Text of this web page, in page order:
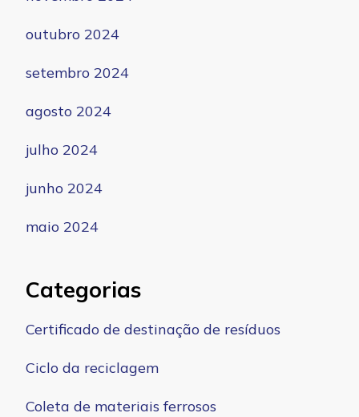
outubro 2024
setembro 2024
agosto 2024
julho 2024
junho 2024
maio 2024
Categorias
Certificado de destinação de resíduos
Ciclo da reciclagem
Coleta de materiais ferrosos